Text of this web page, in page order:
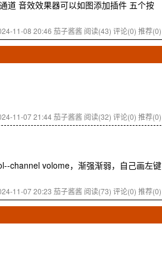
道 音效效果器可以如图添加插件 五个按
11-08 20:46 茄子酱酱 阅读(43) 评论(0) 推荐(0)
11-07 21:44 茄子酱酱 阅读(32) 评论(0) 推荐(0)
channel volome，渐强渐弱，自己画左键
11-07 20:23 茄子酱酱 阅读(73) 评论(0) 推荐(0)